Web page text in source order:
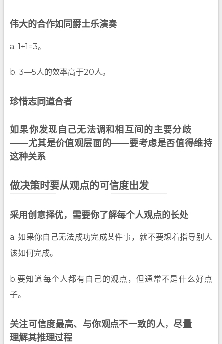
伟大的合作如同爵士乐演奏
a. 1+1=3。
b. 3—5人的效率高于20人。
珍惜志同道合者
如果你发现自己无法调和相互间的主要分歧
——尤其是价值观层面的——要考虑是否值得维持
这种关系
做决策时要从观点的可信度出发
采用创意择优，需要你了解每个人观点的长处
a. 如果你自己无法成功完成某件事，就不要想着指导别人
该如何完成。
b.要知道每个人都有自己的观点，但通常不是什么好点
子。
关注可信度最高、与你观点不一致的人，尽量
理解其推理过程